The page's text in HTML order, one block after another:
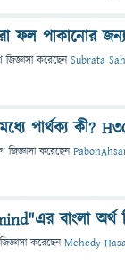
ফল পাকানোর
জিজ্ঞাসাকরেছেনSubrata
পার্থক্য কী?
জিজ্ঞাসাকরেছেন
বাংলা অর্থ
জিজ্ঞাসাকরেছেনMehedy